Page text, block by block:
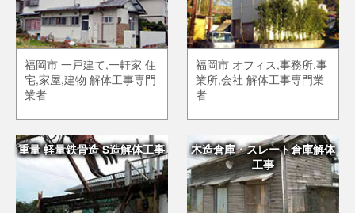
福岡市 一戸建て,一軒家 住
宅,家屋,建物 解体工事専門
業者
福岡市 オフィス,事務所,事
業所,会社 解体工事専門業
者
重量 軽量鉄骨造 S造解体工事
木造倉庫・スレート倉庫解体
工事